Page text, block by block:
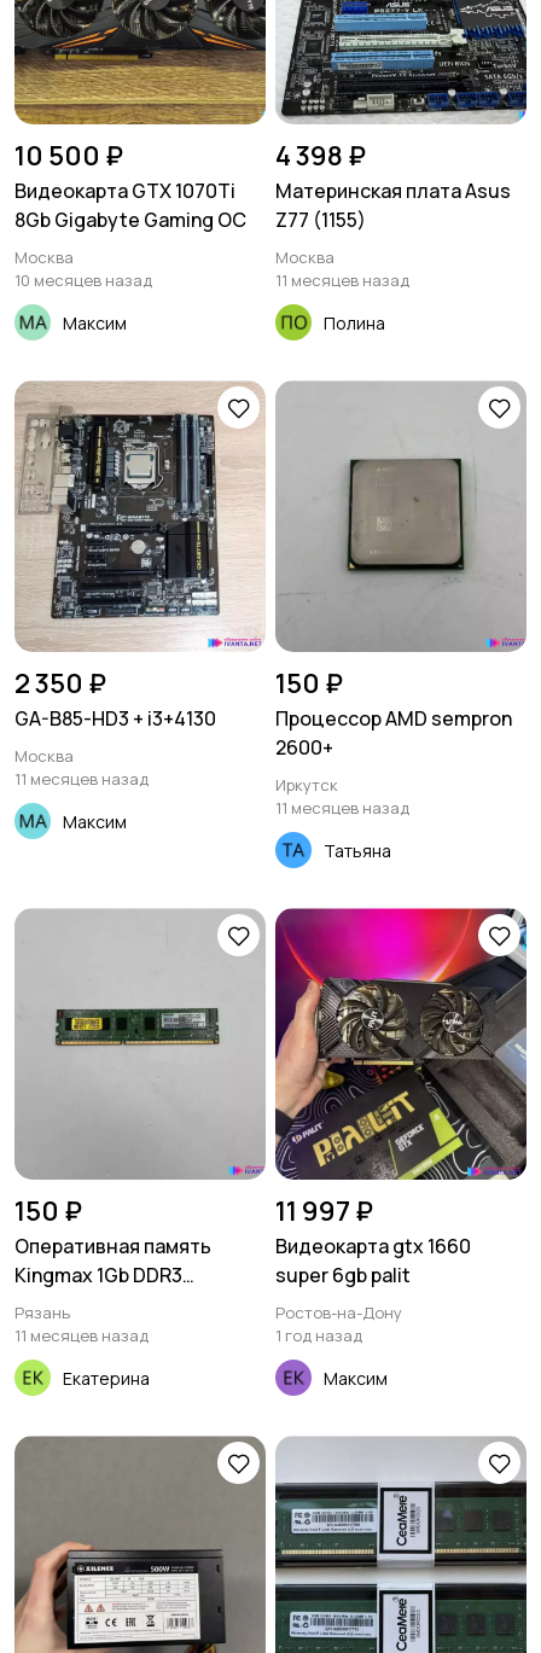
10 500 ₽
Видеокарта GTX 1070Ti
8Gb Gigabyte Gaming OC
Москва
10 месяцев назад
Максим
4 398 ₽
Материнская плата Asus
Z77 (1155)
Москва
11 месяцев назад
Полина
2 350 ₽
GA-B85-HD3 + i3+4130
Москва
11 месяцев назад
Максим
150 ₽
Процессор AMD sempron
2600+
Иркутск
11 месяцев назад
Татьяна
150 ₽
Оперативная память
Kingmax 1Gb DDR3
1333MHz
Рязань
11 месяцев назад
Екатерина
11 997 ₽
Видеокарта gtx 1660
super 6gb palit
Ростов-на-Дону
1 год назад
Максим